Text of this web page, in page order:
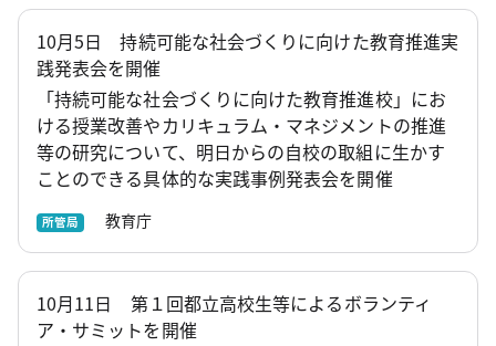
10月5日 持続可能な社会づくりに向けた教育推進実
践発表会を開催
「持続可能な社会づくりに向けた教育推進校」にお
ける授業改善やカリキュラム・マネジメントの推進
等の研究について、明日からの自校の取組に生かす
ことのできる具体的な実践事例発表会を開催
所管局 教育庁
10月11日 第１回都立高校生等によるボランティ
ア・サミットを開催